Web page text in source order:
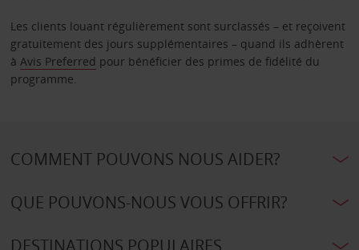
Les clients louant régulièrement sont surclassés – et reçoivent
gratuitement des jours supplémentaires – quand ils adhèrent
à Avis Preferred pour bénéficier des primes de fidélité du
programme.
COMMENT POUVONS NOUS AIDER?
QUE POUVONS-NOUS VOUS OFFRIR?
DESTINATIONS POPULAIRES